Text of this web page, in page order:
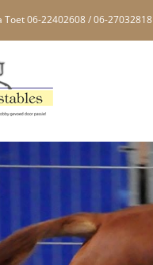
Toet 06-22402608 / 06-27032818